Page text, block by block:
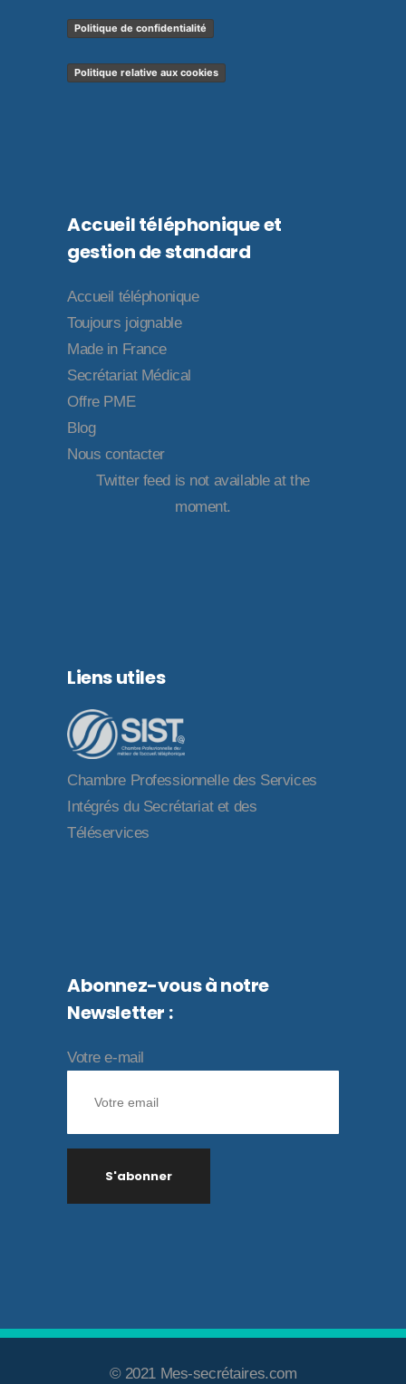
Politique de confidentialité
Politique relative aux cookies
Accueil téléphonique et
gestion de standard
Accueil téléphonique
Toujours joignable
Made in France
Secrétariat Médical
Offre PME
Blog
Nous contacter
Twitter feed is not available at the
moment.
Liens utiles
Chambre Professionnelle des Services
Intégrés du Secrétariat et des
Téléservices
Abonnez-vous à notre
Newsletter :
Votre e-mail
© 2021 Mes-secrétaires.com